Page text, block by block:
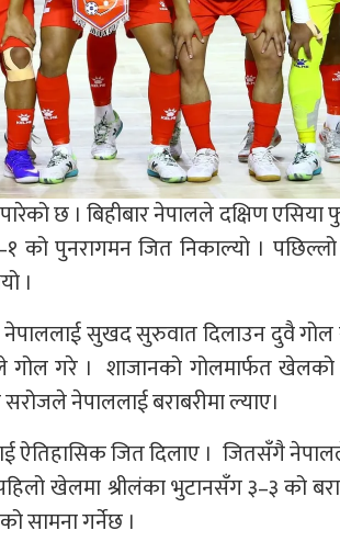
छ । बिहीबार नेपालले दक्षिण
को पुनरागमन जित निकाल्यो ।
।
नेपाललाई सुखद सुरुवात दिलाउन दुवै
गोल गरे । शाजानको गोलमार्फत
नेपाललाई बराबरीमा ल्याए।
ऐतिहासिक जित दिलाए । जितसँगै
खेलमा श्रीलंका भुटानसँग ३–३ को
सामना गर्नेछ ।